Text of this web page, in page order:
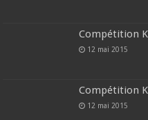
Compétition
12 mai 2015
Compétition
12 mai 2015